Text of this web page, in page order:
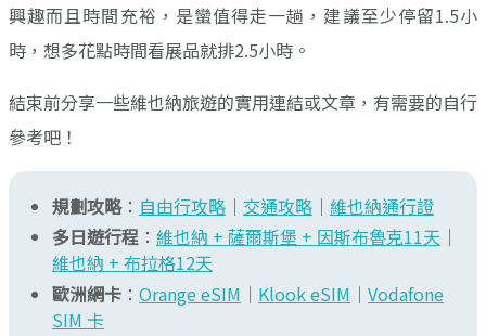
興趣而且時間充裕，是蠻值得走一趟，建議至少停留1.5小
時，想多花點時間看展品就排2.5小時。
結束前分享一些維也納旅遊的實用連結或文章，有需要的自行
參考吧！
規劃攻略： 自由行攻略 ｜ 交通攻略 ｜ 維也納通行證
多日遊行程 ： 維也納 + 薩爾斯堡 + 因斯布魯克11天 ｜
維也納 + 布拉格12天
歐洲網卡 ： Orange eSIM ｜ Klook eSIM ｜ Vodafone
SIM 卡